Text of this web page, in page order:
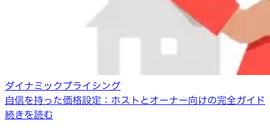
ダイナミックプライシング
自信を持った価格設定：ホストとオーナー向けの完全ガイド
続きを読む